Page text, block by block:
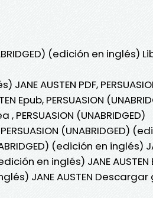
(edición en inglés)
AUSTEN PDF,
Epub, PERSUASION
PERSUASION (UNABRIDGED)
(UNABRIDGED)
(edición en inglés)
en inglés) JANE AUSTEN
JANE AUSTEN